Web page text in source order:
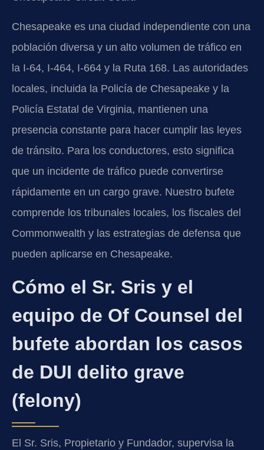
Chesapeake es una ciudad independiente con una
población diversa y un alto volumen de tráfico en
la I-64, I-464, I-664 y la Ruta 168. Las autoridades
locales, incluida la Policía de Chesapeake y la
Policía Estatal de Virginia, mantienen una
presencia constante para hacer cumplir las leyes
de tránsito. Para los conductores, esto significa
que un incidente de tráfico puede convertirse
rápidamente en un cargo grave. Nuestro bufete
comprende los tribunales locales, los fiscales del
Commonwealth y las estrategias de defensa que
pueden aplicarse en Chesapeake.
Cómo el Sr. Sris y el
equipo de Of Counsel del
bufete abordan los casos
de DUI delito grave
(felony)
El Sr. Sris, Propietario y Fundador, supervisa la